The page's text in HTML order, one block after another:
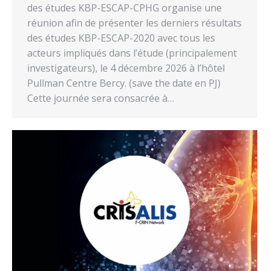
des études KBP-ESCAP-CPHG organise une
réunion afin de présenter les derniers résultats
des études KBP-ESCAP-2020 avec tous les
acteurs impliqués dans l’étude (principalement
investigateurs), le 4 décembre 2026 à l’hôtel
Pullman Centre Bercy. (save the date en PJ)
Cette journée sera consacrée à…